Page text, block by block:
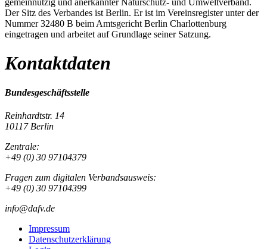
Der Sitz des Verbandes ist Berlin. Er ist im Vereinsregister unter der
Nummer 32480 B beim Amtsgericht Berlin Charlottenburg
eingetragen und arbeitet auf Grundlage seiner Satzung.
Kontaktdaten
Bundesgeschäftsstelle
Reinhardtstr. 14
10117 Berlin
Zentrale:
+49 (0) 30 97104379
Fragen zum digitalen Verbandsausweis:
+49 (0) 30 97104399
info@dafv.de
Impressum
Datenschutzerklärung